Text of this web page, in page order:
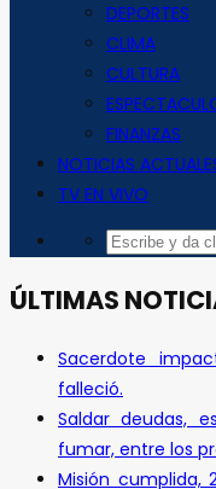
DEPORTES
CLIMA
CULTURA
FINANZAS
NOTICIAS
TV EN VIVO
ÚLTIMAS
Sacerdote
falleció.
Saldar deudas,
fumar, entre los
Misión cumplida,